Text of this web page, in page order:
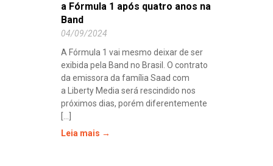
a Fórmula 1 após quatro anos na
Band
04/09/2024
A Fórmula 1 vai mesmo deixar de ser
exibida pela Band no Brasil. O contrato
da emissora da família Saad com
a Liberty Media será rescindido nos
próximos dias, porém diferentemente
[...]
Leia mais →